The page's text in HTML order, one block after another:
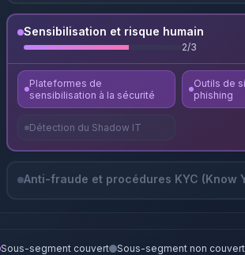
Sensibilisation et risque humain
2/3
Plateformes de
sensibilisation à la sécurité
Outils de
phishing
Détection du Shadow IT
Anti-fraude et procédures KYC (Know
Sous-segment couvert Sous-segment non couvert